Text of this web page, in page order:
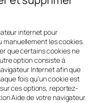
internet pour
les cookies.
que certains cookies ne
option consiste à
Internet afin que
fois qu’un cookie est
ces options, reportez-
Aide de votre navigateur.